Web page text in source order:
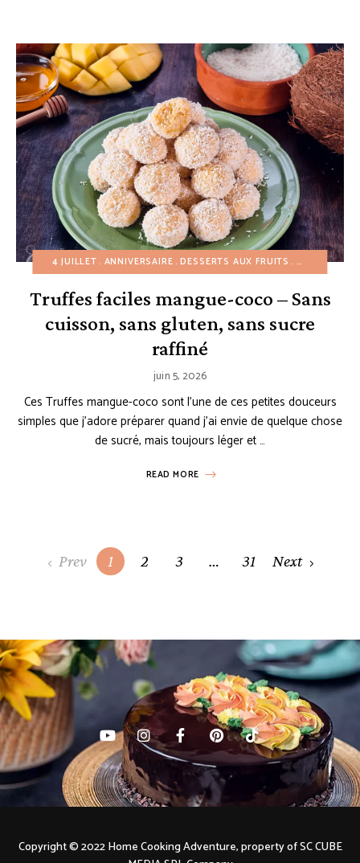
4 JUILLET ANNIVERSAIRE DESSERTS AUX FRUITS DESSERTS
Truffes faciles mangue-coco – Sans
cuisson, sans gluten, sans sucre
raffiné
juin 5, 2026
Ces Truffes mangue-coco sont l’une de ces petites douceurs
simples que j’adore préparer quand j’ai envie de quelque chose
de sucré, mais toujours léger et …
READ MORE
Posts Prev 1 2 3 … 31 Next
Copyright © 2022 Home Cooking Adventure, property of SC CUBE